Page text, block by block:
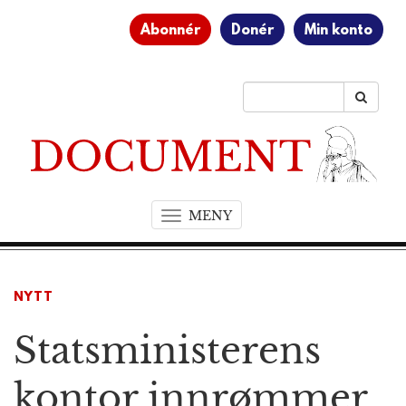
Abonnér Donér Min konto
MENYT
o
a
i
NYTT
Statsministerens